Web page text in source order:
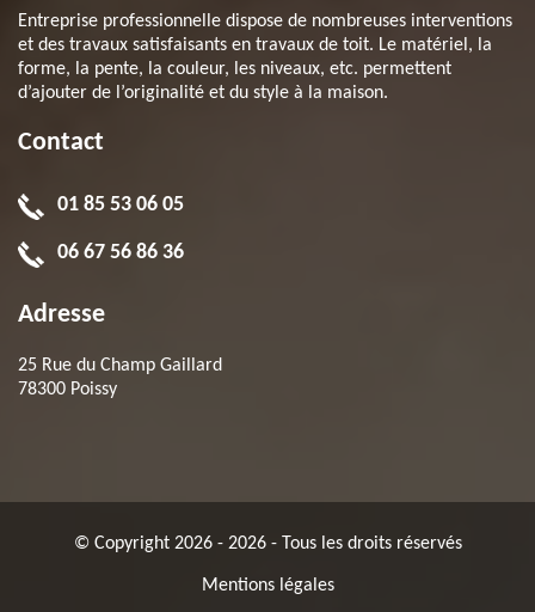
Entreprise professionnelle dispose de nombreuses interventions
et des travaux satisfaisants en travaux de toit. Le matériel, la
forme, la pente, la couleur, les niveaux, etc. permettent
d’ajouter de l’originalité et du style à la maison.
Contact
01 85 53 06 05
06 67 56 86 36
Adresse
25 Rue du Champ Gaillard
78300 Poissy
© Copyright 2026 - 2026 - Tous les droits réservés
Mentions légales